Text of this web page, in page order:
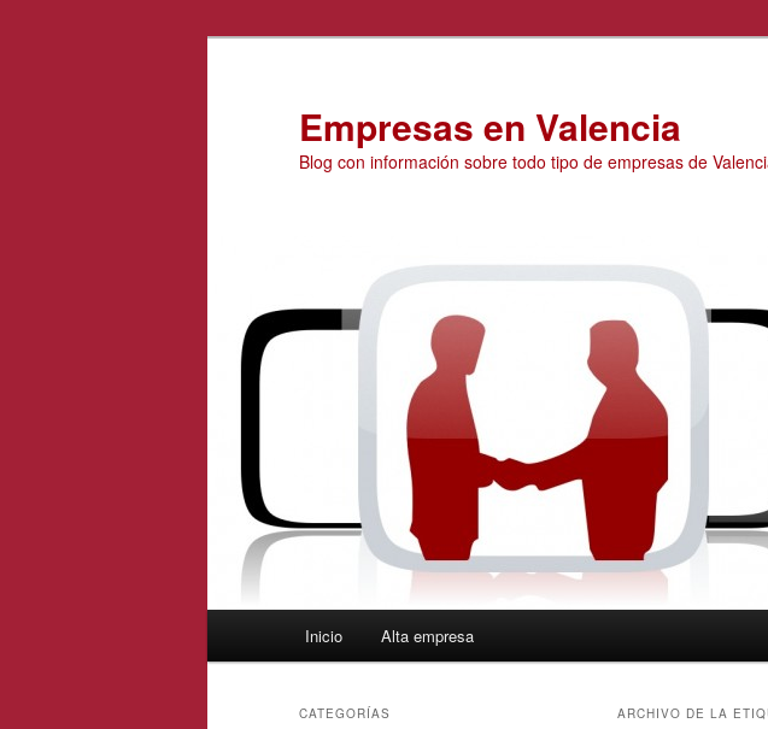
Empresas en Valencia
Blog con información sobre todo tipo de empresas de
Inicio Alta empresa
ARCHIVO DE LA
CATEGORÍAS